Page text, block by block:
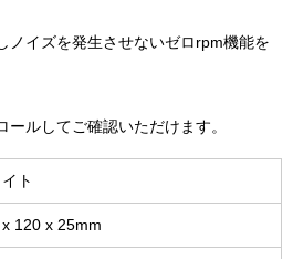
ノイズを発生させないゼロrpm機能を
ルしてご確認いただけます。
ト
120 x 25mm